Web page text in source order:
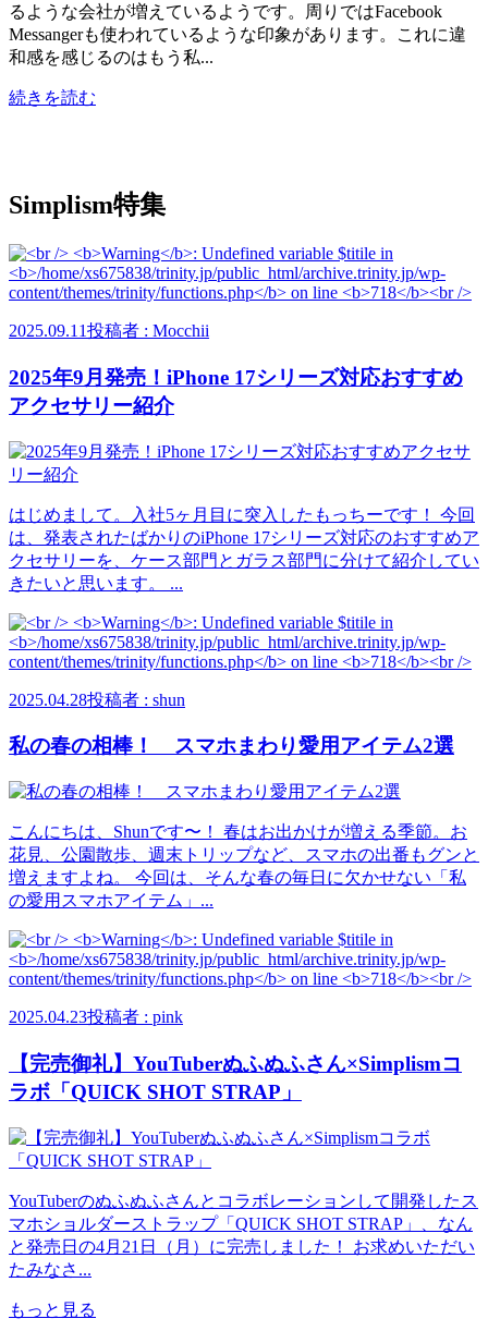
るような会社が増えているようです。周りではFacebook
Messangerも使われているような印象があります。これに違
和感を感じるのはもう私...
続きを読む
Simplism特集
2025.09.11投稿者 : Mocchii
2025年9月発売！iPhone 17シリーズ対応おすすめ
アクセサリー紹介
はじめまして。入社5ヶ月目に突入したもっちーです！ 今回
は、発表されたばかりのiPhone 17シリーズ対応のおすすめア
クセサリーを、ケース部門とガラス部門に分けて紹介してい
きたいと思います。 ...
2025.04.28投稿者 : shun
私の春の相棒！ スマホまわり愛用アイテム2選
こんにちは、Shunです〜！ 春はお出かけが増える季節。お
花見、公園散歩、週末トリップなど、スマホの出番もグンと
増えますよね。 今回は、そんな春の毎日に欠かせない「私
の愛用スマホアイテム」...
2025.04.23投稿者 : pink
【完売御礼】YouTuberぬふぬふさん×Simplismコ
ラボ「QUICK SHOT STRAP」
YouTuberのぬふぬふさんとコラボレーションして開発したス
マホショルダーストラップ「QUICK SHOT STRAP」、なん
と発売日の4月21日（月）に完売しました！ お求めいただい
たみなさ...
もっと見る